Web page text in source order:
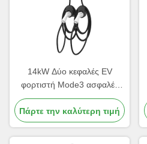
14kW Δύο κεφαλές EV
φορτιστή Mode3 ασφαλές
έλεγχο για BYD ATTO NEIO
Xpeng ηλεκτρικό αυτοκίνητο
Πάρτε την καλύτερη τιμή